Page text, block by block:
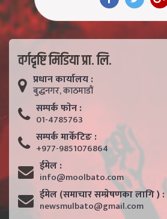
वर्गदृष्टि मिडिया प्रा. लि.
प्रधान कार्यालय :
बुद्धनगर, काठमाडाैं
सम्पर्क फाेन :
01-4785763
सम्पर्क मार्केटिङ :
+977-9851076864
ईमेल :
info@moolbato.com
ईमेल (समाचार सम्प्रेषणका लागि ) :
newsmulbato@gmail.com